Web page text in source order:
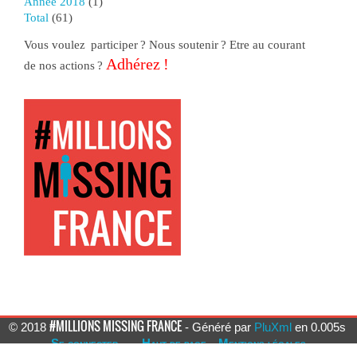
total (61)
Vous voulez participer ? Nous soutenir ? Etre au courant
de nos actions ? Adhérez !
© 2018 #MILLIONS MISSING FRANCE- Généré par PluXmlen 0.005s
Se connecter
Haut de page
Mentions légales